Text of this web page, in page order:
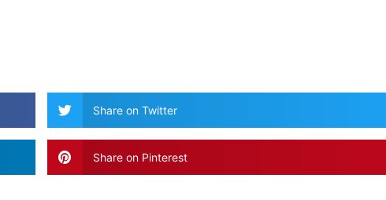
Share on Twitter
Share on Pinterest